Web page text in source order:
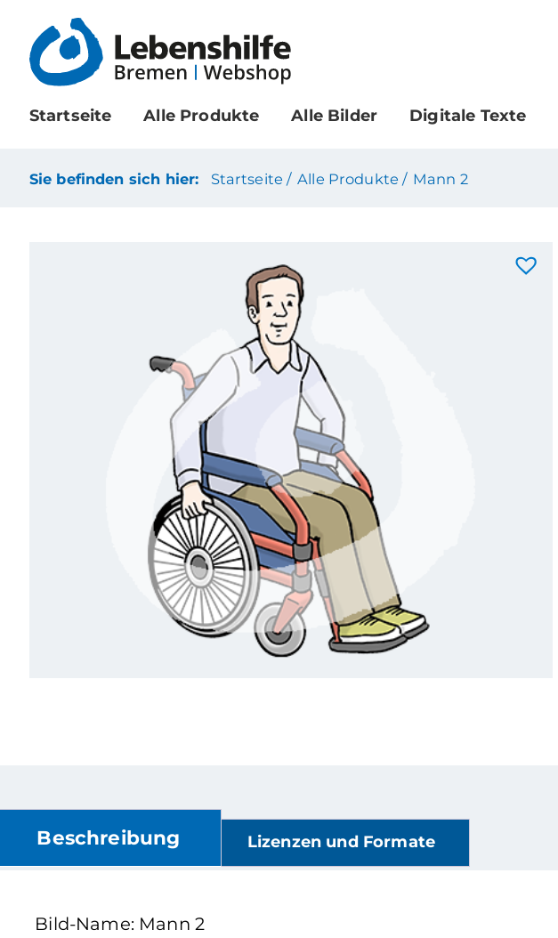
Startseite Alle Produkte Alle Bilder Digitale Texte
Sie befinden sich hier: Startseite / Alle Produkte / Mann 2
Beschreibung Lizenzen und Formate
Bild-Name: Mann 2